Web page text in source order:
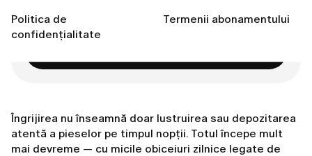
Politica de
confidențialitate
Termenii abonamentului
Îngrijirea nu înseamnă doar lustruirea sau depozitarea
atentă a pieselor pe timpul nopții. Totul începe mult
mai devreme — cu micile obiceiuri zilnice legate de
Pregătită să îți găsești stilul perfect?